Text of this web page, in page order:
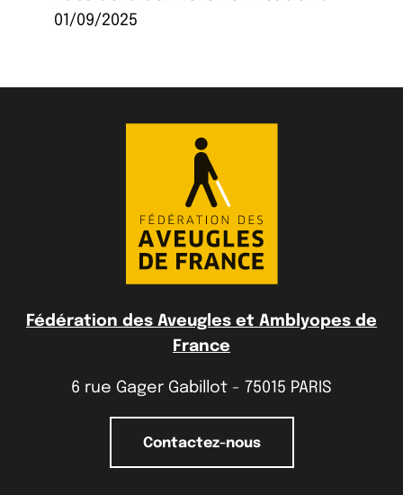
01/09/2025
Fédération des Aveugles et Amblyopes de
France
6 rue Gager Gabillot - 75015 PARIS
Contactez-nous